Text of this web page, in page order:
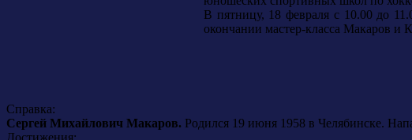
В пятницу, 18 февраля с 10.00 до
окончании мастер-класса Макаров и
Справка:
Сергей Михайлович Макаров. Родился 19 июня 1958 в Челябинске.
Достижения: